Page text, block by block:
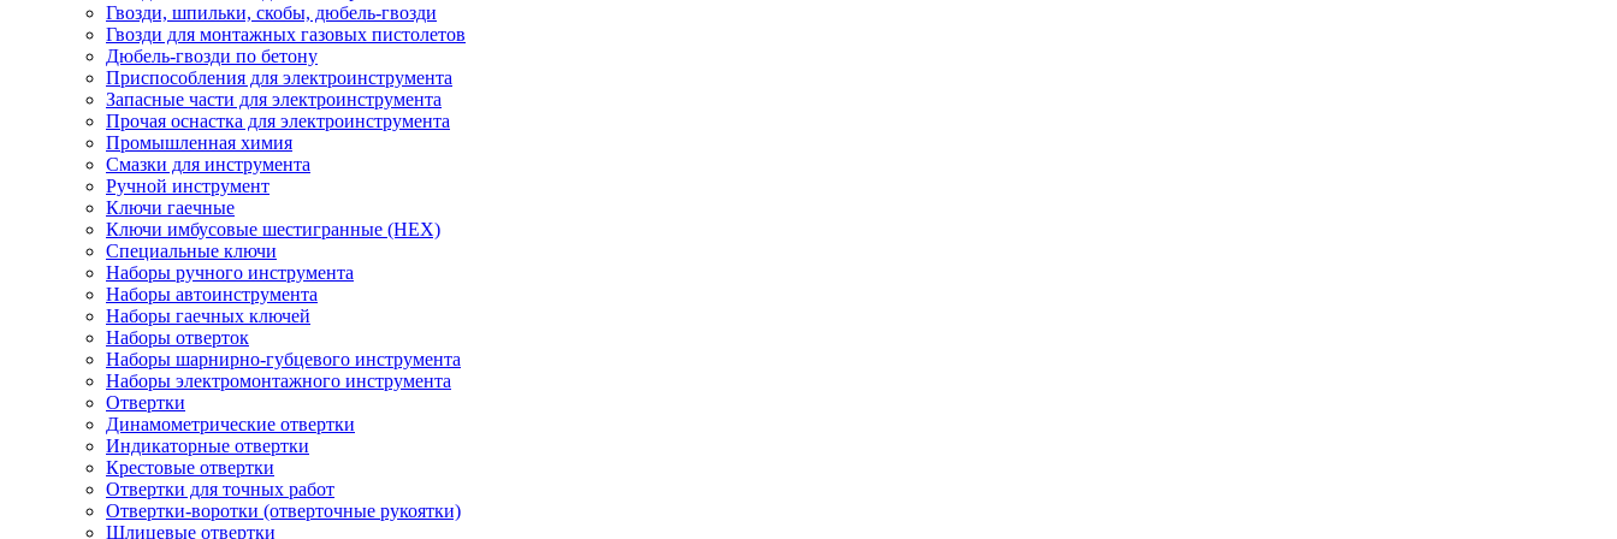
Гвозди, шпильки, скобы, дюбель-гвозди
Гвозди для монтажных газовых пистолетов
Дюбель-гвозди по бетону
Приспособления для электроинструмента
Запасные части для электроинструмента
Прочая оснастка для электроинструмента
Промышленная химия
Смазки для инструмента
Ручной инструмент
Ключи гаечные
Ключи имбусовые шестигранные (HEX)
Специальные ключи
Наборы ручного инструмента
Наборы автоинструмента
Наборы гаечных ключей
Наборы отверток
Наборы шарнирно-губцевого инструмента
Наборы электромонтажного инструмента
Отвертки
Динамометрические отвертки
Индикаторные отвертки
Крестовые отвертки
Отвертки для точных работ
Отвертки-воротки (отверточные рукоятки)
Шлицевые отвертки